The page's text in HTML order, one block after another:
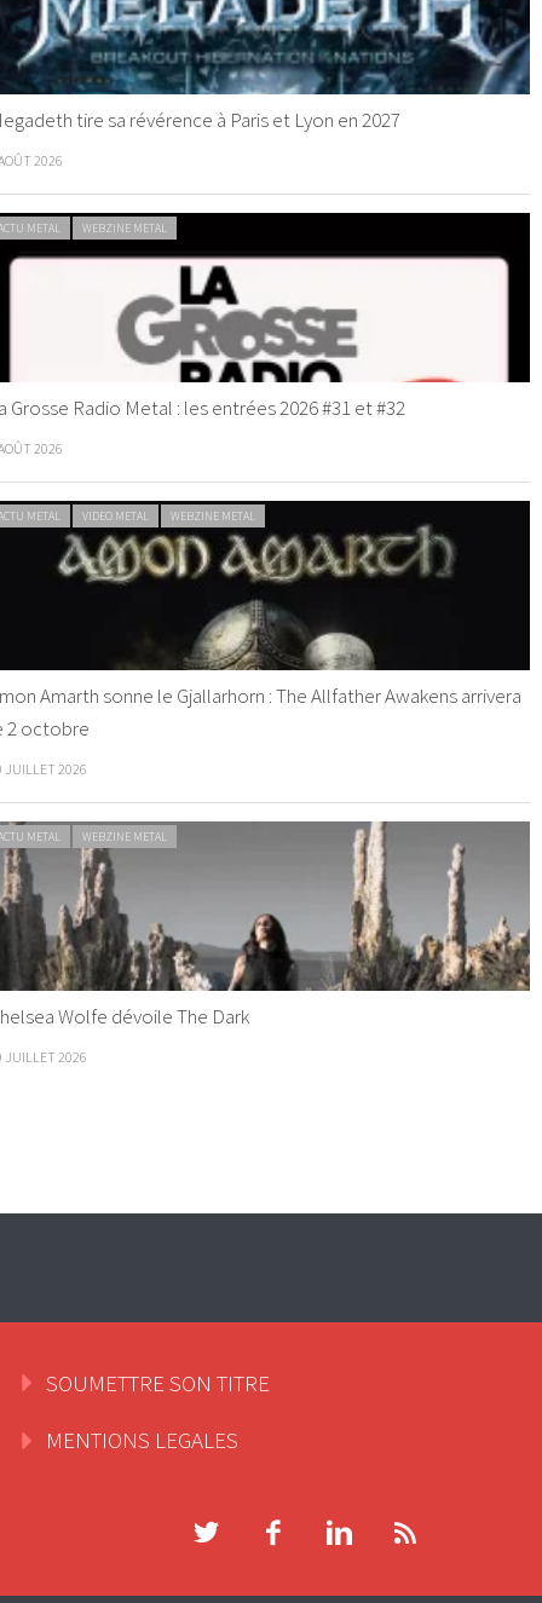
tire sa révérence à Paris et Lyon en 2027
2026
METAL WEBZINE METAL
Grosse Radio Metal : les entrées 2026 #31 et #32
2026
METAL VIDEO METAL WEBZINE METAL
Amarth sonne le Gjallarhorn : The Allfather Awakens arrivera
2 octobre
JUILLET 2026
METAL WEBZINE METAL
Wolfe dévoile The Dark
JUILLET 2026
SOUMETTRE SON TITRE
MENTIONS LEGALES